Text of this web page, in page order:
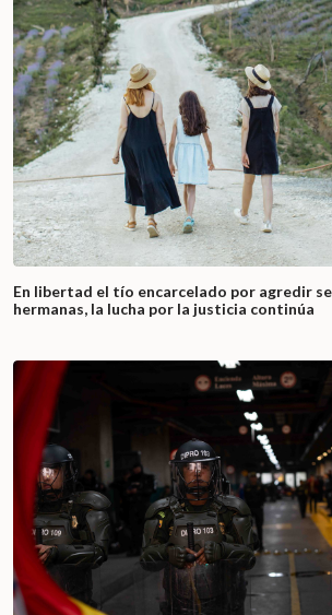
En libertad el tío encarcelado por agredir
hermanas, la lucha por la justicia continúa